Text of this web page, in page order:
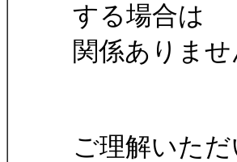
する場合は
関係ありませ
ご理解いた